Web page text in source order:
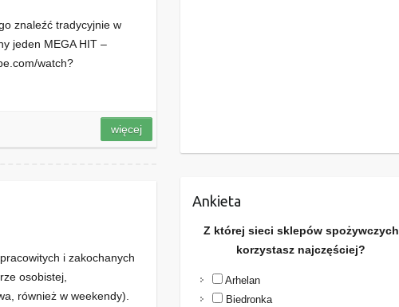
znaleźć tradycyjnie w
jeden MEGA HIT –
watch?
więcej
i zakochanych
osobistej,
również w weekendy).
Ankieta
Z której sieci sklepów spożywczych
korzystasz najczęściej?
Arhelan
Biedronka